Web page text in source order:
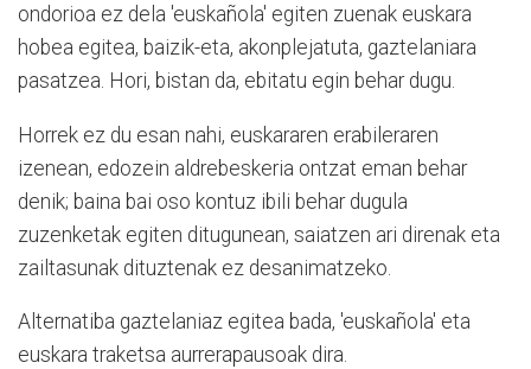
ondorioa ez dela 'euskañola' egiten zuenak euskara
hobea egitea, baizik-eta, akonplejatuta, gaztelaniara
pasatzea. Hori, bistan da, ebitatu egin behar dugu.
Horrek ez du esan nahi, euskararen erabileraren
izenean, edozein aldrebeskeria ontzat eman behar
denik; baina bai oso kontuz ibili behar dugula
zuzenketak egiten ditugunean, saiatzen ari direnak eta
zailtasunak dituztenak ez desanimatzeko.
Alternatiba gaztelaniaz egitea bada, 'euskañola' eta
euskara traketsa aurrerapausoak dira.